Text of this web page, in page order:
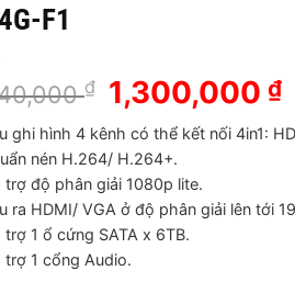
F1
₫
Giá
gốc
là:
2,140,000 ₫.
1,300,000₫
ghi hình 4 kênh có thể kết nối 4in1:
nén H.264/ H.264+.
trợ độ phân giải 1080p lite.
ra HDMI/ VGA ở độ phân giải lên tới
trợ 1 ổ cứng SATA x 6TB.
trợ 1 cổng Audio.